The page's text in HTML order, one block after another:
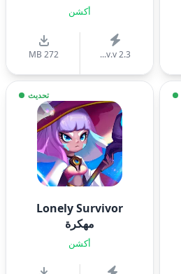
أكشن
v.v 2.3...
272 MB
تحديث
Lonely Survivor
مهكرة
أكشن